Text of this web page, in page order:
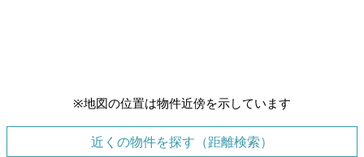
※地図の位置は物件近傍を示しています
近くの物件を探す（距離検索）